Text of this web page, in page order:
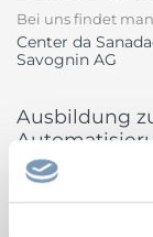
Bei uns findet man
Center da
Savognin AG
Ausbildung
voestalpine